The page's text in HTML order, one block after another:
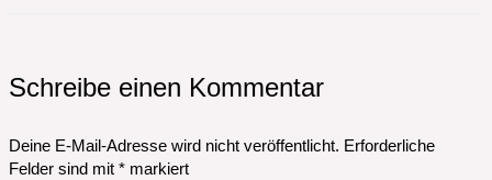
Schreibe einen Kommentar
Deine E-Mail-Adresse wird nicht veröffentlicht. Erforderliche
Felder sind mit * markiert